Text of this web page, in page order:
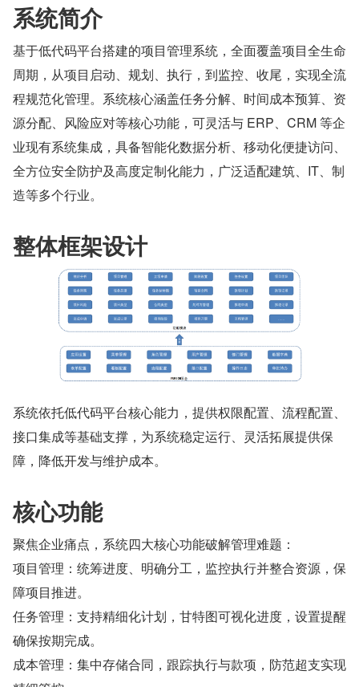
系统简介
基于低代码平台搭建的项目管理系统，全面覆盖项目全生命
周期，从项目启动、规划、执行，到监控、收尾，实现全流
程规范化管理。系统核心涵盖任务分解、时间成本预算、资
源分配、风险应对等核心功能，可灵活与 ERP、CRM 等企
业现有系统集成，具备智能化数据分析、移动化便捷访问、
全方位安全防护及高度定制化能力，广泛适配建筑、IT、制
造等多个行业。
整体框架设计
系统依托低代码平台核心能力，提供权限配置、流程配置、
接口集成等基础支撑，为系统稳定运行、灵活拓展提供保
障，降低开发与维护成本。
核心功能
聚焦企业痛点，系统四大核心功能破解管理难题：
项目管理：统筹进度、明确分工，监控执行并整合资源，保
障项目推进。
任务管理：支持精细化计划，甘特图可视化进度，设置提醒
确保按期完成。
成本管理：集中存储合同，跟踪执行与款项，防范超支实现